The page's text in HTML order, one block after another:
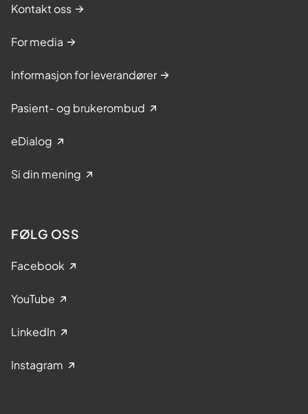
Kontakt oss
For media
Informasjon for leverandører
Pasient- og brukerombud
eDialog
Si din mening
FØLG OSS
Facebook
YouTube
LinkedIn
Instagram